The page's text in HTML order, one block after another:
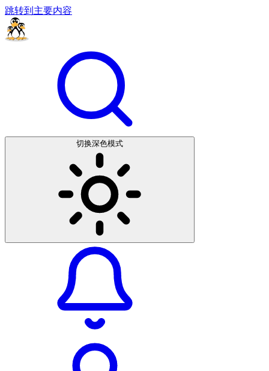
跳转到主要内容
切换深色模式